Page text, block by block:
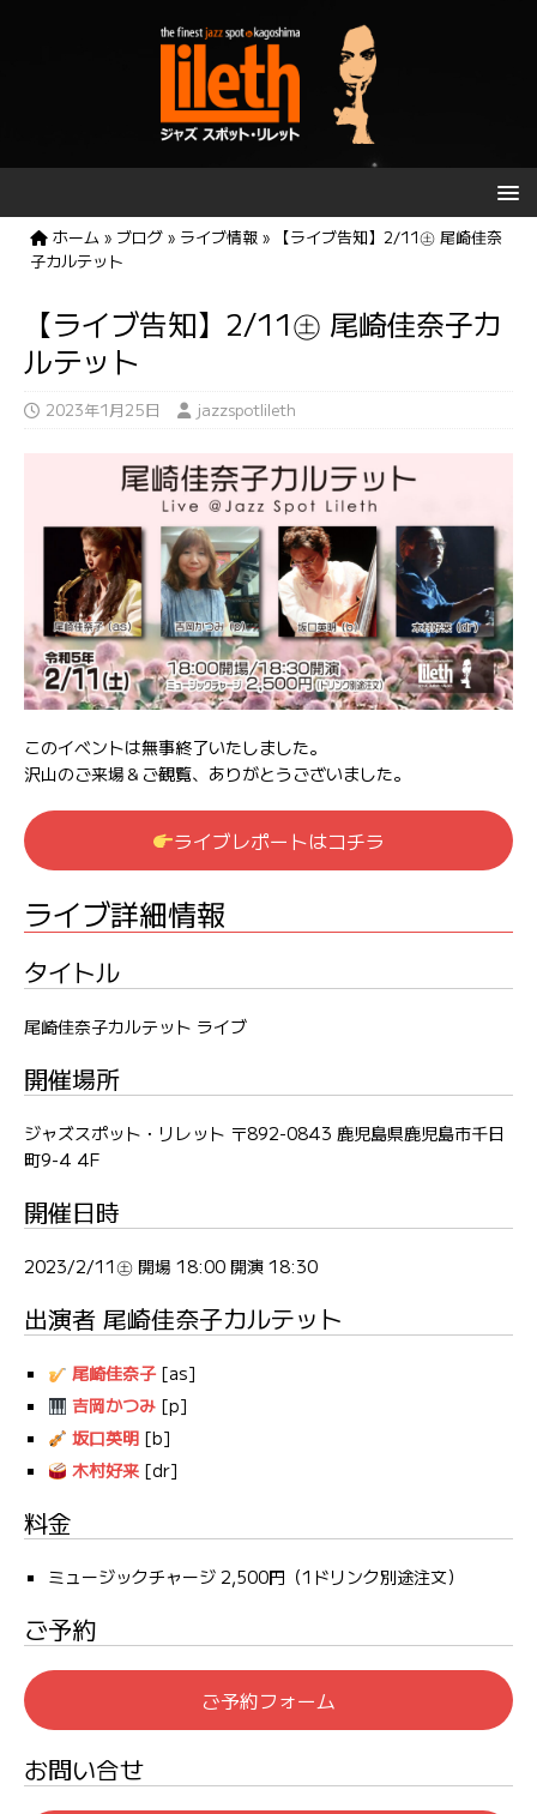
ホーム » ブログ » ライブ情報 »
【ライブ告知】2/11㊏ 尾崎佳奈
子カルテット
【ライブ告知】2/11㊏ 尾崎佳奈子カ
ルテット
2023年1月25日 jazzspotlileth
このイベントは無事終了いたしました。
沢山のご来場＆ご観覧、ありがとうございました。
ライブレポートはコチラ
ライブ詳細情報
タイトル
尾崎佳奈子カルテット ライブ
開催場所
ジャズスポット・リレット 〒892-0843 鹿児島県鹿児島市千日
町9-4 4F
開催日時
2023/2/11㊏ 開場 18:00 開演 18:30
出演者 尾崎佳奈子カルテット
尾崎佳奈子[as]
吉岡かつみ[p]
坂口英明[b]
木村好来[dr]
料金
ミュージックチャージ 2,500円（1ドリンク別途注文）
ご予約
ご予約フォーム
お問い合せ